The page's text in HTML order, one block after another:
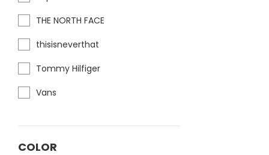
THE NORTH FACE
thisisneverthat
Tommy Hilfiger
Vans
COLOR